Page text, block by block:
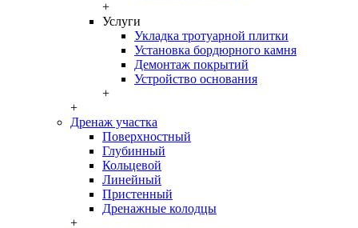
+
Услуги
Укладка тротуарной плитки
Установка бордюрного камня
Демонтаж покрытий
Устройство основания
+
+
Дренаж участка
Поверхностный
Глубинный
Кольцевой
Линейный
Пристенный
Дренажные колодцы
+